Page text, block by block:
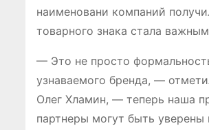
наименовани компаний
товарного знака стала
— Это не просто
узнаваемого бренда, —
Олег Хламин, — теперь наша
партнеры могут быть уверены